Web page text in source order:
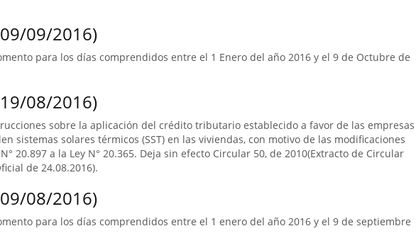
09/2016)
para los días comprendidos entre el 1 Enero del año 2016 y el 9 de Octubre de
08/2016)
sobre la aplicación del crédito tributario establecido a favor de las empresas
sistemas solares térmicos (SST) en las viviendas, con motivo de las modificaciones
20.897 a la Ley N° 20.365. Deja sin efecto Circular 50, de 2010(Extracto de Circular
de 24.08.2016).
08/2016)
para los días comprendidos entre el 1 enero del año 2016 y el 9 de septiembre